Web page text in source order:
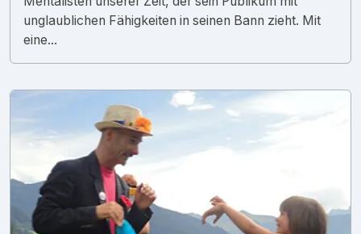
unglaublichen Fähigkeiten in seinen Bann zieht. Mit
eine...